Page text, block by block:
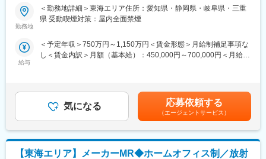
て育成を行います。過去にも未経験の方も多く入社していますの
でご安心ください。
都合の退職も3~5％と大手日系メーカーと同様に非常に長く働け
る環境です。
内公募制度によりサービスマネージャーとして現場のマネジメン
ト、本社工場での製品開発・改良、サービス体制の仕組み作りな
ど積極的なキャリア構築が可能です。
変更の範囲：会社の定める業務
■職務詳細
・顧客/KOLとの関係構築、製品デモの実施
・担当エリアにおけるイベント/セミナーの企画立案と開催
ー「iTero」
患者様の口腔内をリアルタイムでスキャンしデータ化すること
で、患者エンゲージメントとクリニックのデジタルワークフロー
の促進をサポートします。
当社のミッションは、お客様の歯科診療ビジョンをサポートする
ことです。その実現に向けて、ワークフローを効率化し、歯科診
勤務地
＜勤務地詳細＞東海エリア住所：愛知県・静岡県・岐阜県・三重
県 受動喫煙対策：屋内全面禁煙
給与
＜予定年収＞750万円～1,150万円＜賃金形態＞月給制補足事項な
し＜賃金内訳＞月額（基本給）：450,000円～700,000円＜月給＞
年収は、前職考慮の上決定いたします。賃金はあくまでも目安の
金額であり、選考を通じて上下する可能性があります。月給(月額)
は固定手当を含めた表記です。
気になる 応募依頼する
（エージェントサービス）
【東海エリア】メーカーMR◆ホームオフィス制／放射